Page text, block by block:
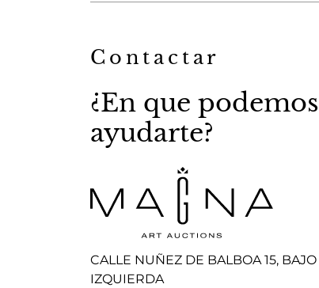
Contactar
¿En que podemos
ayudarte?
CALLE NUÑEZ DE BALBOA 15, BAJO
IZQUIERDA